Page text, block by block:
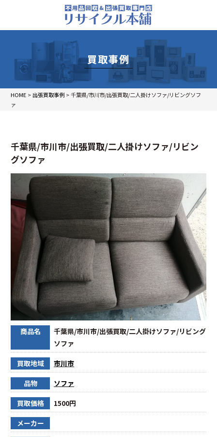
買取事例
HOME > 出張買取事例 >千葉県/市川市/出張買取/二人掛けソファ/リビングソフ
ァ
千葉県/市川市/出張買取/二人掛けソファ/リビン
グソファ
商品名
千葉県/市川市/出張買取/二人掛けソファ/リビング
ソファ
買取地域 市川市
品物 ソファ
買取価格 1500円
メーカー